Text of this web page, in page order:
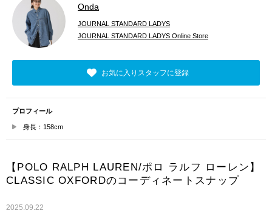
Onda
JOURNAL STANDARD LADYS
JOURNAL STANDARD LADYS Online Store
お気に入りスタッフに登録
プロフィール
身長：158cm
【POLO RALPH LAUREN/ポロ ラルフ ローレン】
CLASSIC OXFORDのコーディネートスナップ
2025.09.22